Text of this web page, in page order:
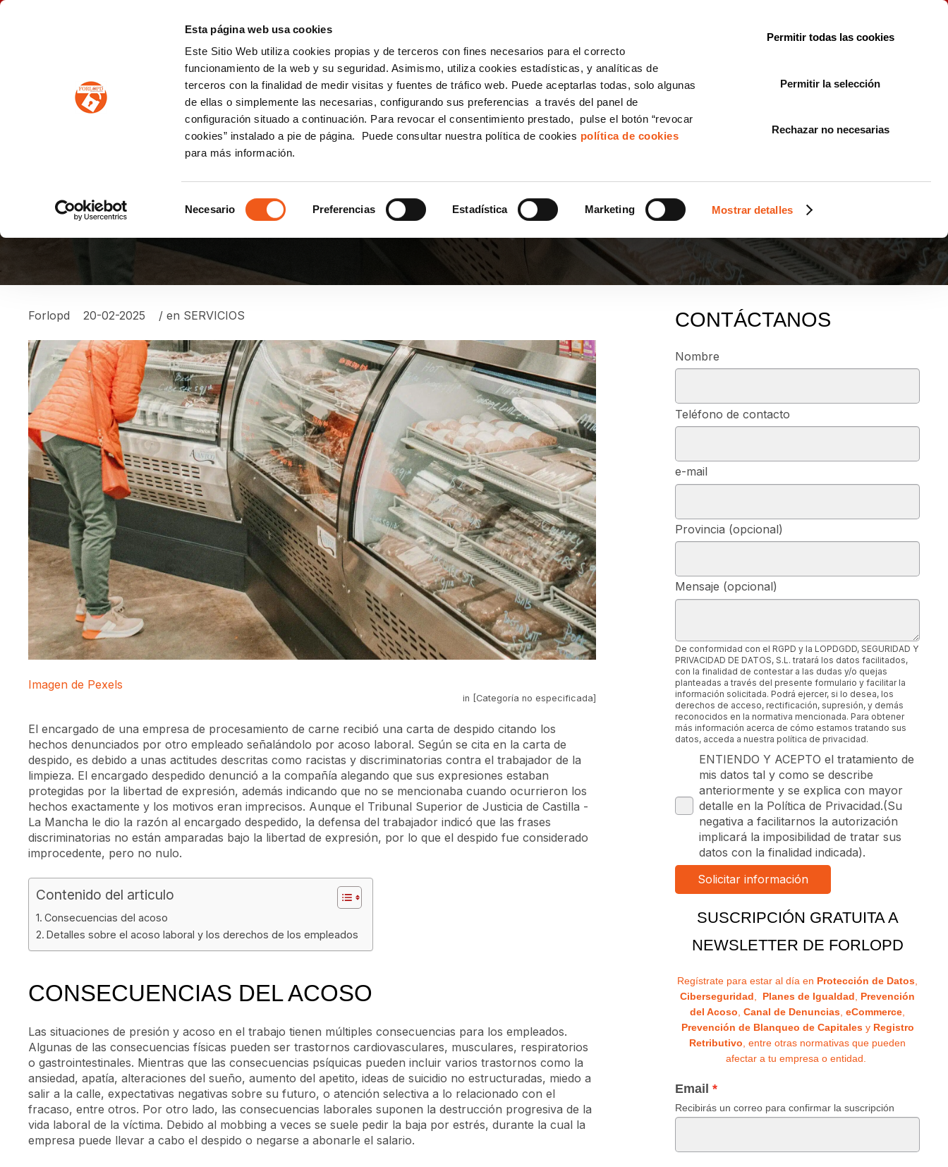
Esta página web usa cookies
Este Sitio Web utiliza cookies propias y de terceros con fines necesarios para el correcto
funcionamiento de la web y su seguridad. Asimismo, utiliza cookies estadísticas, y analíticas de
terceros con la finalidad de medir visitas y fuentes de tráfico web. Puede aceptarlas todas, solo algunas
de ellas o simplemente las necesarias, configurando sus preferencias a través del panel de
configuración situado a continuación. Para revocar el consentimiento prestado, pulse el botón “revocar
cookies” instalado a pie de página. Puede consultar nuestra política de cookies política de cookies
para más información.
de
Necesario Preferencias Estadística Marketing Mostrar detalles
Permitir todas las cookies
Permitir la selección
Rechazar no necesarias
PROTECCION DE DATOS IGUALDAD CONSULTORÍA ECOMMERCE LSSI CANAL DENUNCIAS
UN ENCARGADO DE UNA EMPRESA CÁRNICA ES DESPEDIDO POR
ACOSAR A SUS EMPLEADOS
Forlopd 20-02-2025 / en SERVICIOS
Imagen de Pexels
in [Categoría no especificada]
El encargado de una empresa de procesamiento de carne recibió una carta de despido citando los
hechos denunciados por otro empleado señalándolo por acoso laboral. Según se cita en la carta de
despido, es debido a unas actitudes descritas como racistas y discriminatorias contra el trabajador de la
limpieza. El encargado despedido denunció a la compañía alegando que sus expresiones estaban
protegidas por la libertad de expresión, además indicando que no se mencionaba cuando ocurrieron los
hechos exactamente y los motivos eran imprecisos. Aunque el Tribunal Superior de Justicia de Castilla -
La Mancha le dio la razón al encargado despedido, la defensa del trabajador indicó que las frases
discriminatorias no están amparadas bajo la libertad de expresión, por lo que el despido fue considerado
improcedente, pero no nulo.
Contenido del articulo
Consecuencias del acoso
Detalles sobre el acoso laboral y los derechos de los empleados
CONSECUENCIAS DEL ACOSO
Las situaciones de presión y acoso en el trabajo tienen múltiples consecuencias para los empleados.
Algunas de las consecuencias físicas pueden ser trastornos cardiovasculares, musculares, respiratorios
o gastrointestinales. Mientras que las consecuencias psíquicas pueden incluir varios trastornos como la
ansiedad, apatía, alteraciones del sueño, aumento del apetito, ideas de suicidio no estructuradas, miedo a
salir a la calle, expectativas negativas sobre su futuro, o atención selectiva a lo relacionado con el
fracaso, entre otros. Por otro lado, las consecuencias laborales suponen la destrucción progresiva de la
vida laboral de la víctima. Debido al mobbing a veces se suele pedir la baja por estrés, durante la cual la
empresa puede llevar a cabo el despido o negarse a abonarle el salario.
CONTÁCTANOS
Nombre
Teléfono de contacto
e-mail
Provincia (opcional)
Mensaje (opcional)
De conformidad con el RGPD y la LOPDGDD, SEGURIDAD Y
PRIVACIDAD DE DATOS, S.L. tratará los datos facilitados,
con la finalidad de contestar a las dudas y/o quejas
planteadas a través del presente formulario y facilitar la
información solicitada. Podrá ejercer, si lo desea, los
derechos de acceso, rectificación, supresión, y demás
reconocidos en la normativa mencionada. Para obtener
más información acerca de cómo estamos tratando sus
datos, acceda a nuestra política de privacidad.
ENTIENDO Y ACEPTO el tratamiento de
mis datos tal y como se describe
anteriormente y se explica con mayor
detalle en la Política de Privacidad.(Su
negativa a facilitarnos la autorización
implicará la imposibilidad de tratar sus
datos con la finalidad indicada).
SUSCRIPCIÓN GRATUITA A
NEWSLETTER DE FORLOPD
Regístrate para estar al día en Protección de Datos,
Ciberseguridad, Planes de Igualdad, Prevención
del Acoso,Canal de Denuncias, eCommerce,
Prevención de Blanqueo de Capitalesy Registro
Retributivo, entre otras normativas que pueden
afectar a tu empresa o entidad.
Email
Recibirás un correo para confirmar la suscripción